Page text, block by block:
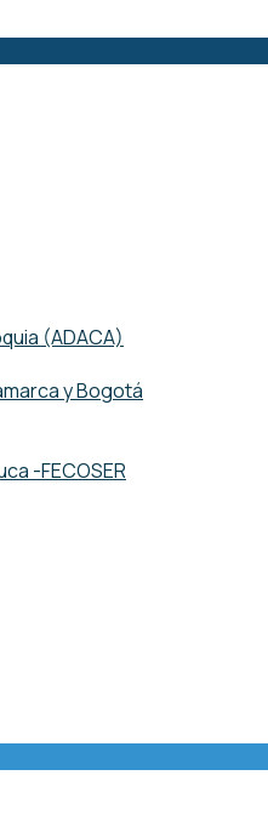
(ADACA)
y Bogotá
-FECOSER